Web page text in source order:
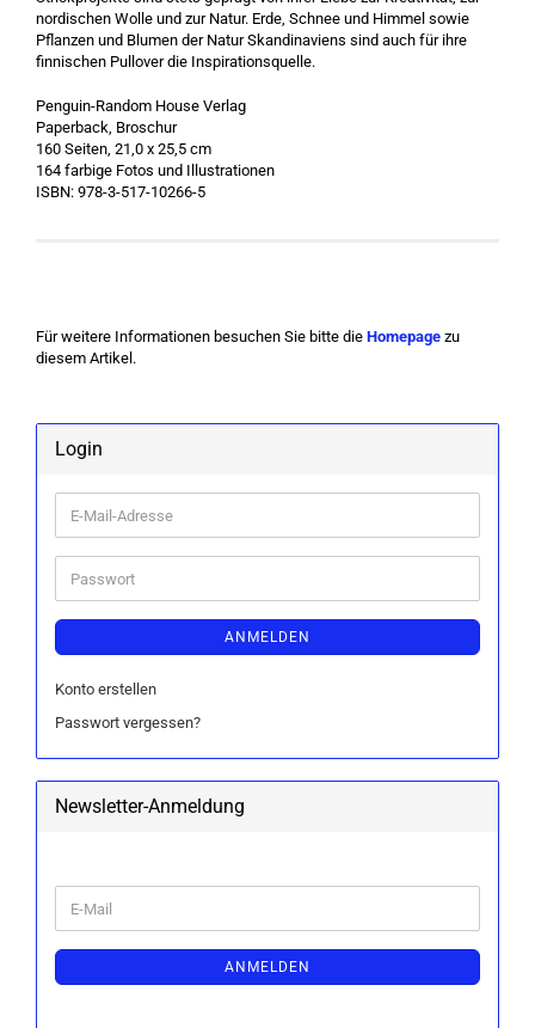
nordischen Wolle und zur Natur. Erde, Schnee und Himmel sowie
Pflanzen und Blumen der Natur Skandinaviens sind auch für ihre
finnischen Pullover die Inspirationsquelle.
Penguin-Random House Verlag
Paperback, Broschur
160 Seiten, 21,0 x 25,5 cm
164 farbige Fotos und Illustrationen
ISBN: 978-3-517-10266-5
Für weitere Informationen besuchen Sie bitte die Homepage zu
diesem Artikel.
Login
E-
Mail-
Adresse
Passwort
ANMELDEN
Konto erstellen
Passwort vergessen?
Newsletter-Anmeldung
ZUR
ANMELDUNG
E-
Mail
ANMELDEN